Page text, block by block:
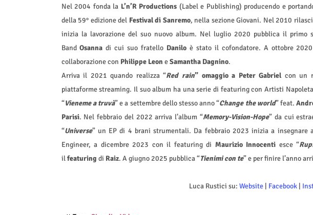
Nel 2004 fonda la L’n’R Productions (Label e Publishing) producendo e
della 59° edizione del Festival di Sanremo, nella sezione Giovani. Nel 2010
inizia la lavorazione del suo nuovo album. Nel luglio 2020 pubblica il primo
BandOsanna di cui suo fratello Danilo è stato il cofondatore. A ottobre
collaborazione con Philippe Leon eSamantha Dagnino.
Arriva il 2021 quando realizza “Red rain” omaggio a Peter Gabriel con un
piattaforme streaming. Il suo album ha una serie di featuring con Artisti
“Vieneme a truvà” e a settembre dello stesso anno “Change the world” feat.
Parisi. Nel febbraio del 2022 arriva l’album “Memory-Vision-Hope” da cui
“Universe” un EP di 4 brani strumentali. Da febbraio 2023 inizia a insegnare
Engineer, a dicembre 2023 con il featuring di Maurizio Innocenti esce “
ilfeaturing di Raiz. A giugno 2025 pubblica “Tienimi con te” e per finire l’anno
Luca Rustici su: Website Facebook